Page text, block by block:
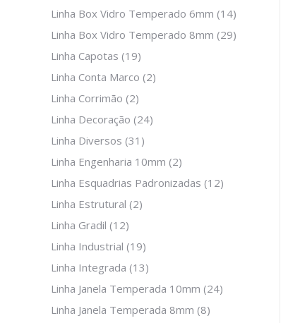
Linha Box Vidro Temperado 6mm (14)
Linha Box Vidro Temperado 8mm (29)
Linha Capotas (19)
Linha Conta Marco (2)
Linha Corrimão (2)
Linha Decoração (24)
Linha Diversos (31)
Linha Engenharia 10mm (2)
Linha Esquadrias Padronizadas (12)
Linha Estrutural (2)
Linha Gradil (12)
Linha Industrial (19)
Linha Integrada (13)
Linha Janela Temperada 10mm (24)
Linha Janela Temperada 8mm (8)